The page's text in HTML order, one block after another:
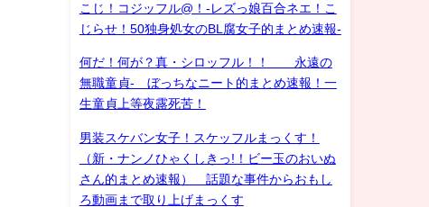
こじ！コジッフル@！-レズっ娘百合ネエ！こ
じらせ！50独身処女のBL腐女子的まとめ速報-
何だ！何が？真・シロッフル！！ 永遠の
無職童貞- ぼっちなニート的まとめ速報！一
生童貞上等夜露死苦！
男装スケバン女子！スケッフルまっくす！
（新・ナンノひゃくしきっ!！ビー玉のおいぬ
さん的まとめ速報） 話題な事件からおもし
ろ動画まで取り上げまっくす